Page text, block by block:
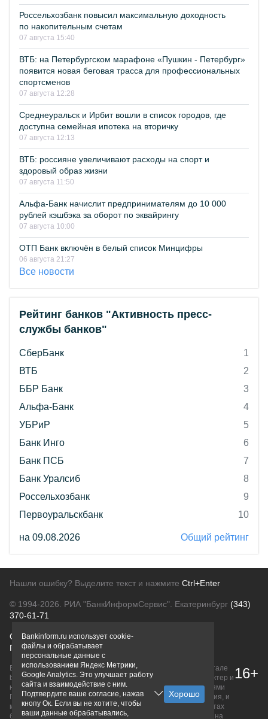
Россельхозбанк повысил максимальную доходность
по накопительным счетам
07 августа 15:40
ВТБ: на Петербургском марафоне «Пушкин - Петербург»
появится новая беговая трасса для профессиональных
спортсменов
07 августа 12:28
Среднеуральск и Ирбит вошли в список городов, где
доступна семейная ипотека на вторичку
07 августа 12:13
ВТБ: россияне увеличивают расходы на спорт и
здоровый образ жизни
07 августа 11:50
Альфа-Банк начислит предпринимателям до 10 000
рублей кэшбэка за оборот по эквайрингу
07 августа 10:00
ОТП Банк включён в белый список Минцифры
06 августа 21:27
Все новости
Рейтинг банков "Активность пресс-
службы банков"
СберБанк
1
ВТБ
2
ББР Банк
3
Альфа-Банк
4
УБРиР
5
Банк Инго
6
Банк ПСБ
7
Банк Уралсиб
8
Россельхозбанк
9
Первоуральскбанк
10
на 09.08.2026 Общий рейтинг
Нашли ошибку? Выделите текст и нажмите Ctrl+Enter
© 1994-2026. РИА "БанкИнформСервис". Екатеринбург (343)
370-61-71
О проектеПолитика конфиденциальности
Правовая информацияДля рекламодателей
Вся информация о продуктах банков, размещенная на портале
bankinform.ru, носит исключительно ознакомительный характер и
не является публичной офертой, определяемой положениями
ГК РФ. Информация не содержит точного и полного описания, и
может быть изменена. Конечные условия уточняйте на сайтах
банков или при личном обращении. Исключительное право на
16+
Bankinform.ru использует cookie-
файлы и обрабатывает
персональные данные с
использованием Яндекс Метрики,
Google Analytics. Это улучшает работу
сайта и взаимодействие с ним.
Подтвердите ваше согласие, нажав
кнопу Ок. Если вы не хотите, чтобы
ваши данные обрабатывались,